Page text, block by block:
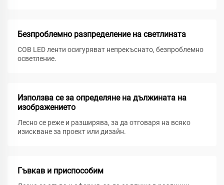
Безпроблемно разпределение на светлината
COB LED ленти осигуряват непрекъснато, безпроблемно
осветление.
Използва се за определяне на дължината на
изображението
Лесно се реже и разширява, за да отговаря на всяко
изискване за проект или дизайн.
Гъвкав и приспособим